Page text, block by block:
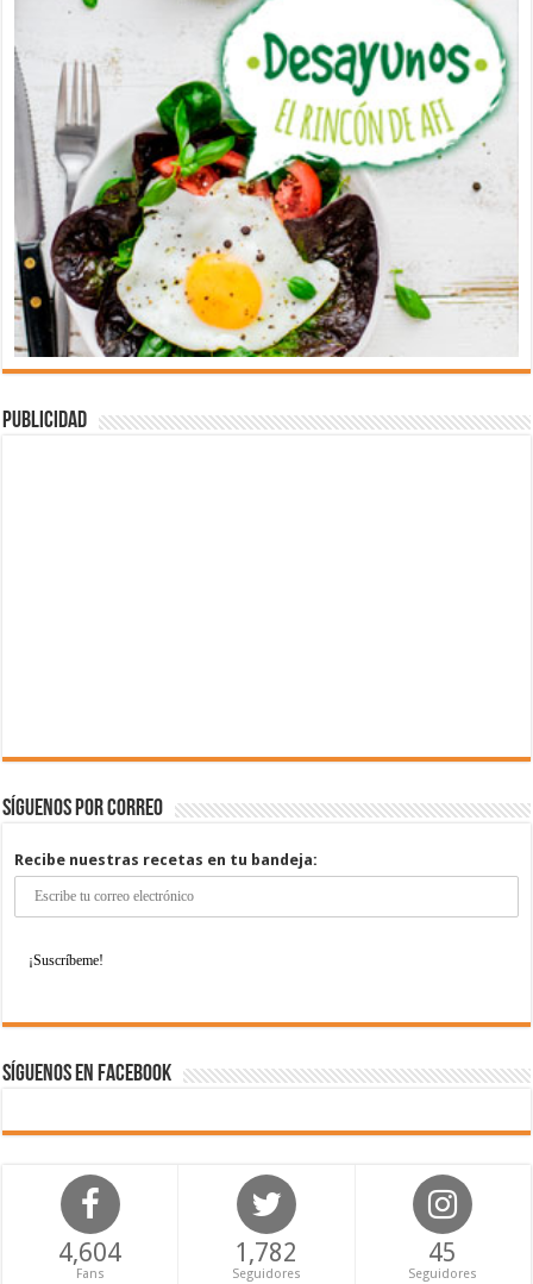
Publicidad
Síguenos por correo
Recibe nuestras recetas en tu bandeja:
Síguenos en Facebook
4,604
Fans
1,782
Seguidores
45
Seguidores